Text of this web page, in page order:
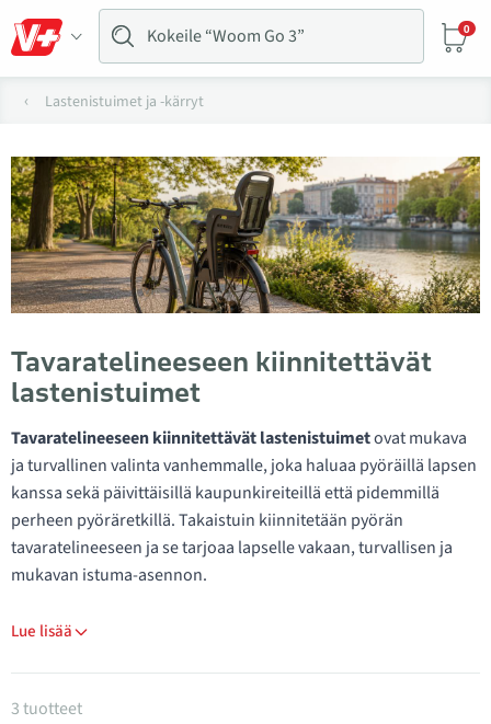
0
Lastenistuimet ja -kärryt
Tavaratelineeseen kiinnitettävät
lastenistuimet
Tavaratelineeseen kiinnitettävät lastenistuimetovat mukava
ja turvallinen valinta vanhemmalle, joka haluaa pyöräillä lapsen
kanssa sekä päivittäisillä kaupunkireiteillä että pidemmillä
perheen pyöräretkillä. Takaistuin kiinnitetään pyörän
tavaratelineeseen ja se tarjoaa lapselle vakaan, turvallisen ja
mukavan istuma-asennon.
Lue lisää
Tuotteet kategoriassa Taakse kiinnitettävät
3 tuotteet